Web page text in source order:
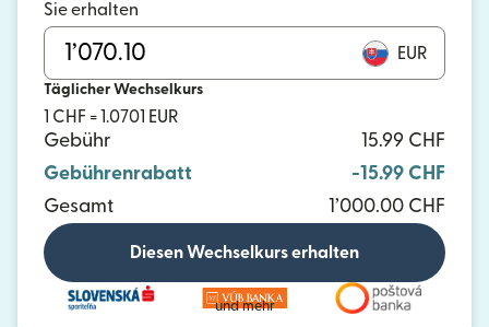
Sie erhalten
EUR
Täglicher Wechselkurs
1 CHF = 1.0701 EUR
Gebühr
15.99 CHF
Gebührenrabatt
-15.99 CHF
Gesamt
1’000.00 CHF
Diesen Wechselkurs erhalten
und mehr